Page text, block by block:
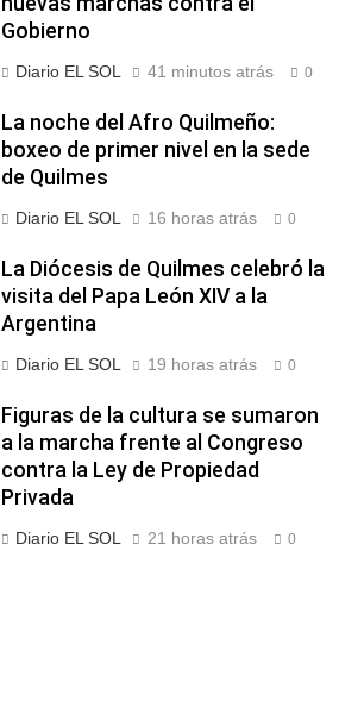
Gobierno
Diario EL SOL 41 minutos atrás 0
La noche del Afro Quilmeño:
boxeo de primer nivel en la sede
de Quilmes
Diario EL SOL 16 horas atrás 0
La Diócesis de Quilmes celebró la
visita del Papa León XIV a la
Argentina
Diario EL SOL 19 horas atrás 0
Figuras de la cultura se sumaron
a la marcha frente al Congreso
contra la Ley de Propiedad
Privada
Diario EL SOL 21 horas atrás 0